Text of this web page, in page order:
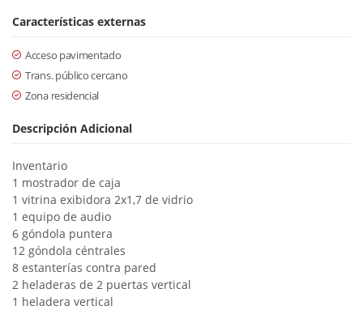
Características externas
Acceso pavimentado
Trans. público cercano
Zona residencial
Descripción Adicional
Inventario
1 mostrador de caja
1 vitrina exibidora 2x1,7 de vidrio
1 equipo de audio
6 góndola puntera
12 góndola céntrales
8 estanterías contra pared
2 heladeras de 2 puertas vertical
1 heladera vertical